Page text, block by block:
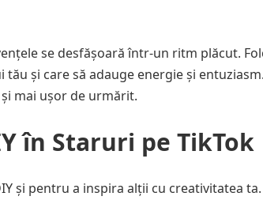
se desfășoară într-un ritm plăcut.
și care să adauge energie și
mai ușor de urmărit.
în Staruri pe TikTok
și pentru a inspira alții cu creativitatea ta.